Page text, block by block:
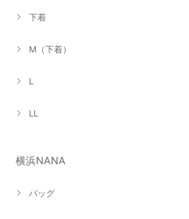
下着
M（下着）
L
LL
横浜NANA
バッグ